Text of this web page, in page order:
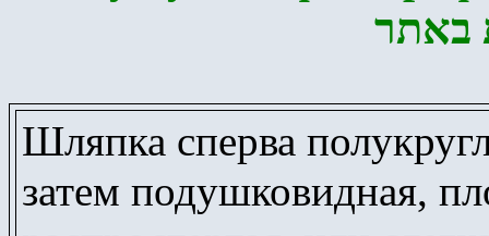
באתר
Шляпка сперва
затем подушковидная,